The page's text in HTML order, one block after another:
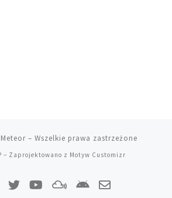
– Wszelkie prawa zastrzeżone
– Zaprojektowano z Motyw Customizr